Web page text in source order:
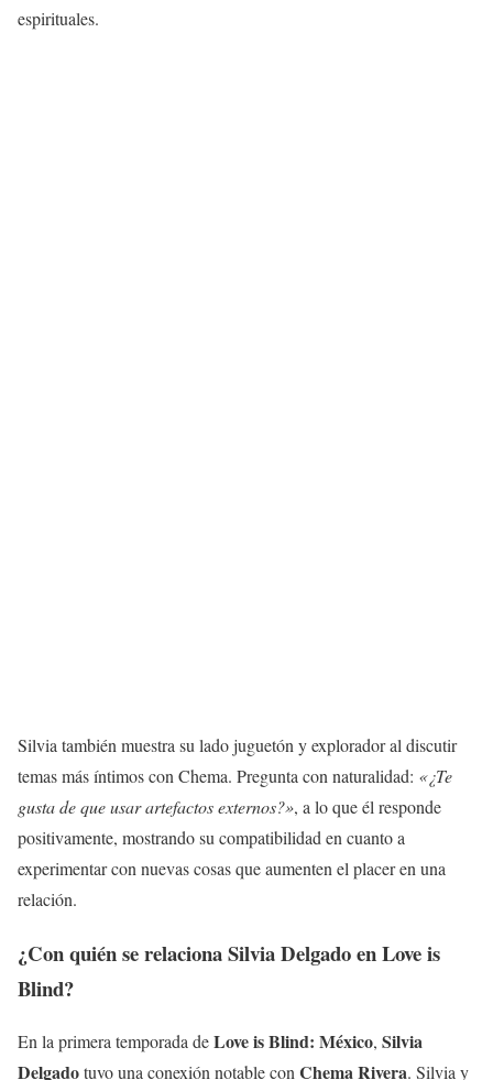
espirituales.
Silvia también muestra su lado juguetón y explorador al discutir
temas más íntimos con Chema. Pregunta con naturalidad: «¿Te
gusta de que usar artefactos externos?», a lo que él responde
positivamente, mostrando su compatibilidad en cuanto a
experimentar con nuevas cosas que aumenten el placer en una
relación.
¿Con quién se relaciona Silvia Delgado en Love is
Blind?
En la primera temporada deLove is Blind: México, Silvia
Delgadotuvo una conexión notable conChema Rivera. Silvia y